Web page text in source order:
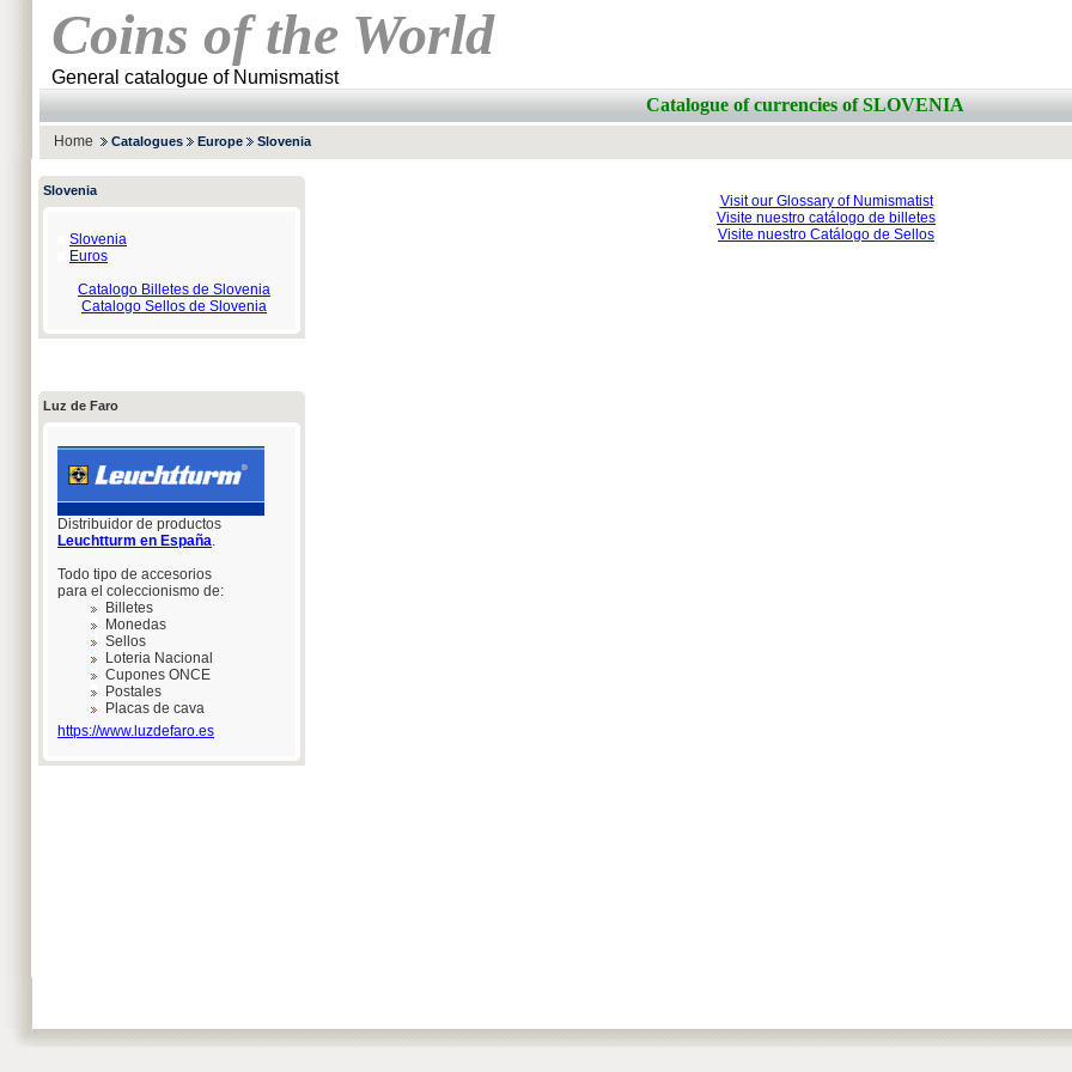
Coins of the World
General catalogue of Numismatist
Catalogue of currencies of SLOVENIA
Home Catalogues Europe Slovenia
Slovenia
Slovenia
Euros
Catalogo Billetes de Slovenia
Catalogo Sellos de Slovenia
Luz de Faro
Distribuidor de productos
Leuchtturm en España.
Todo tipo de accesorios
para el coleccionismo de:
Billetes
Monedas
Sellos
Loteria Nacional
Cupones ONCE
Postales
Placas de cava
https://www.luzdefaro.es
Visit our Glossary of Numismatist
Visite nuestro catálogo de billetes
Visite nuestro Catálogo de Sellos